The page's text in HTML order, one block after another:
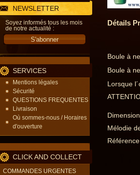
NEWSLETTER
Soyez informés tous les mois
de notre actualité :
SERVICES
Mentions légales
Sécurité
QUESTIONS FREQUENTES
Livraison
Où sommes-nous / Horaires
d'ouverture
CLICK AND COLLECT
COMMANDES URGENTES
Détails
Boule à
Boule à
Lorsque
Mélodie